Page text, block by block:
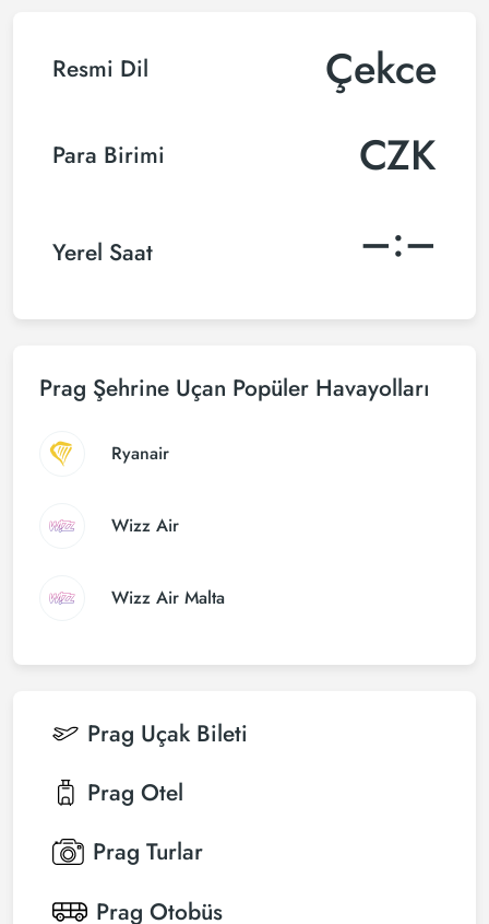
Resmi Dil Çekce
Para Birimi CZK
Yerel Saat –:–
Prag Şehrine Uçan Popüler Havayolları
Ryanair
Wizz Air
Wizz Air Malta
Prag Uçak Bileti
Prag Otel
Prag Turlar
Prag Otobüs